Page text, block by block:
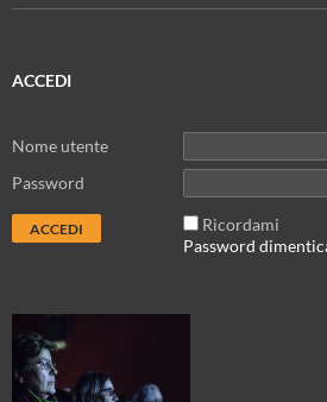
ACCEDI
Nome utente
Password
Ricordami
Password